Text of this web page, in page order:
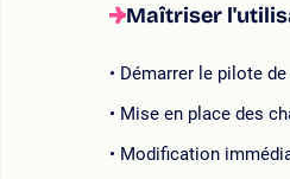
Maîtriser
Démarrer le pilote
Mise en place des
Modification